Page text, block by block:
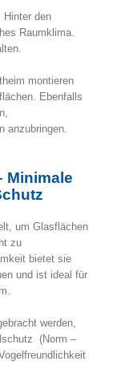
Hinter den
Raumklima.
montieren
Ebenfalls
anzubringen.
Minimale
um Glasflächen
zu
bietet sie
und ist ideal für
werden,
(Norm –